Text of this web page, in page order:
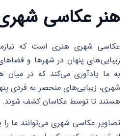
هنر عکاسی
عکاسی شهری هنری است که
زیبایی‌های پنهان در شهرها و
به ما یادآوری می‌کند که در
شهری، زیبایی‌های منحصر به فردی
هستند تا توسط عکاسان کشف شوند.
تصاویر عکاسی شهری می‌توانند ما